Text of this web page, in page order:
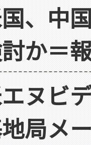
、中
か＝
ヌビ
局メ